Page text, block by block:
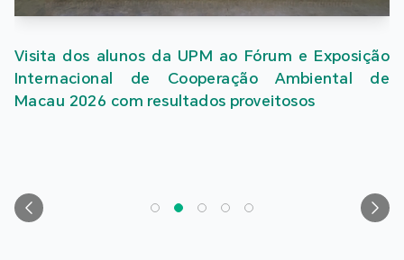
Visita dos alunos da UPM ao Fórum e Exposição
Internacional de Cooperação Ambiental de
Macau 2026 com resultados proveitosos